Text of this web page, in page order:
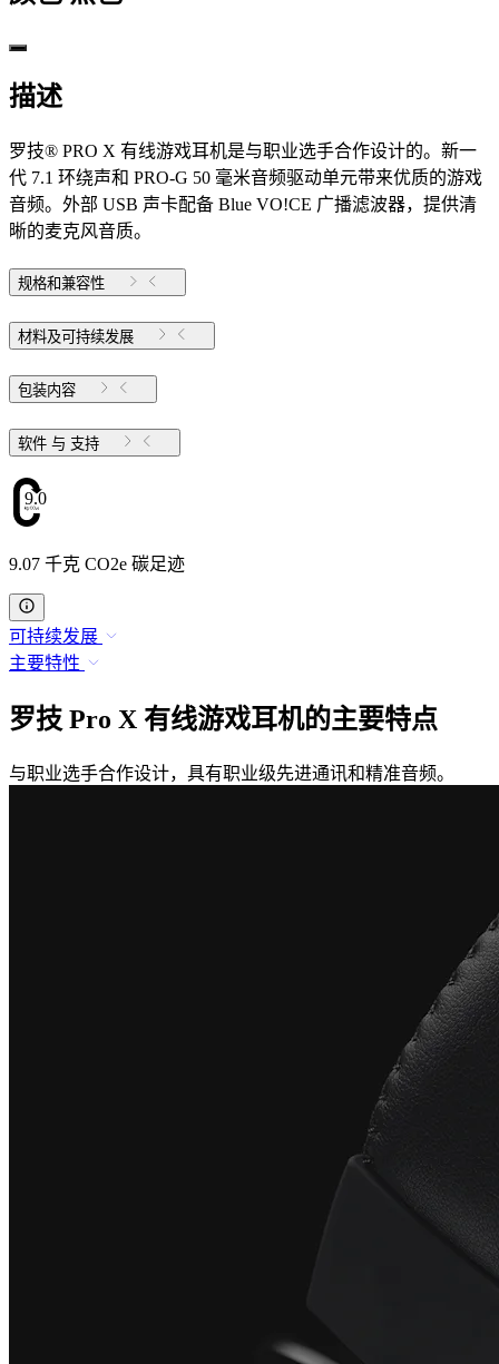
描述
罗技® PRO X 有线游戏耳机是与职业选手合作设计的。新一
代 7.1 环绕声和 PRO-G 50 毫米音频驱动单元带来优质的游戏
音频。外部 USB 声卡配备 Blue VO!CE 广播滤波器，提供清
晰的麦克风音质。
规格和兼容性
材料及可持续发展
包装内容
软件 与 支持
9.07
9.07 千克 CO2e 碳足迹
可持续发展
主要特性
罗技 Pro X 有线游戏耳机的主要特点
与职业选手合作设计，具有职业级先进通讯和精准音频。